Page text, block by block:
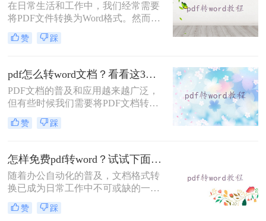
在日常生活和工作中，我们经常需要
将PDF文件转换为Word格式。然而，
在转换过程中，如何保留原始排版是
一个常见的问题。本文将为您介绍pdf
赞 踩
pdf怎么转word文档？看看这3种方法！
PDF文档的普及和应用越来越广泛，
但有些时候我们需要将PDF文档转换
成Word文档。这样可以更方便地编
辑、修改和分享文档内容。那么pdf怎
单易行的方法，帮助您将PDF文档快
速转换为可编辑的Word文档。
赞 踩
怎样免费pdf转word？试试下面的三种方法！
随着办公自动化的普及，文档格式转
换已成为日常工作中不可或缺的一部
分。其中，将PDF文档转换为Word文
档是一种常见的需求。虽然市面上有
赞 踩